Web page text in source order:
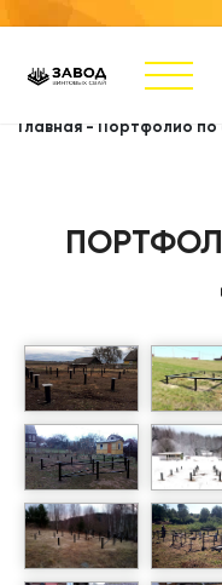
Главная - Портфолио по